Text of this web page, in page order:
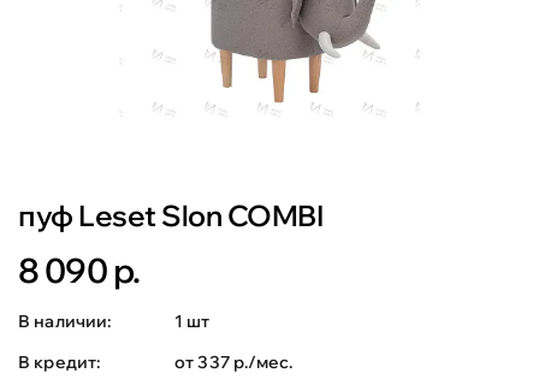
пуф Leset Slon COMBI
8 090 р.
В наличии:
1 шт
В кредит:
от 337 р./мес.